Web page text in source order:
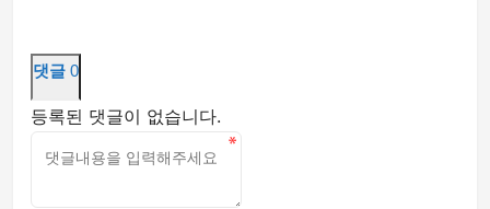
댓글 0
등록된 댓글이 없습니다.